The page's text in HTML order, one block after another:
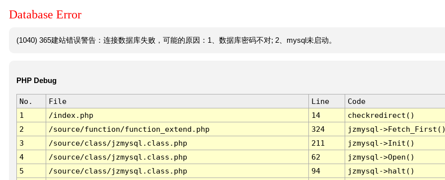
Database Error
(1040) 365建站错误警告：连接数据库失败，可能的原因：1、数据库密码不对; 2、mysql未启动。
PHP Debug
No. File Line
Code
1
/index.php 14
checkredirect()
2
/source/function/function_extend.php 324
jzmysql-
3
/source/class/jzmysql.class.php 211
jzmysql->Init()
4
/source/class/jzmysql.class.php 62
jzmysql->Open()
5
/source/class/jzmysql.class.php 94
jzmysql->halt()